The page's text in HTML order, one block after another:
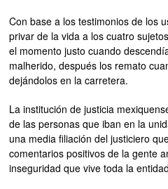
Con base a los testimonios de los
privar de la vida a los cuatro
el momento justo cuando
malherido, después los remato
dejándolos en la carretera.
La institución de justicia
de las personas que iban en la
una media filiación del justiciero
comentarios positivos de la gente
inseguridad que vive toda la